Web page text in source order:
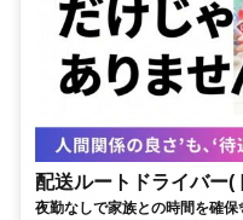
配送ルートドライバー(
夜勤なしで家族との時間を確保